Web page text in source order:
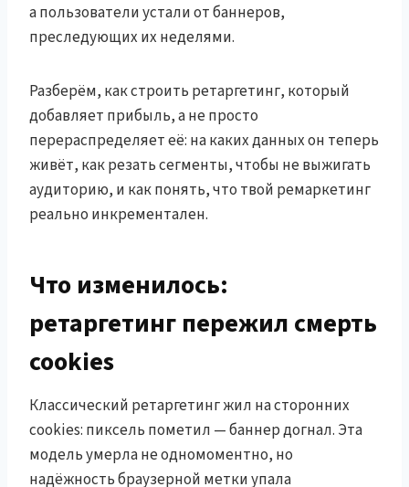
а пользователи устали от баннеров,
преследующих их неделями.
Разберём, как строить ретаргетинг, который
добавляет прибыль, а не просто
перераспределяет её: на каких данных он теперь
живёт, как резать сегменты, чтобы не выжигать
аудиторию, и как понять, что твой ремаркетинг
реально инкрементален.
Что изменилось:
ретаргетинг пережил смерть
cookies
Классический ретаргетинг жил на сторонних
cookies: пиксель пометил — баннер догнал. Эта
модель умерла не одномоментно, но
надёжность браузерной метки упала